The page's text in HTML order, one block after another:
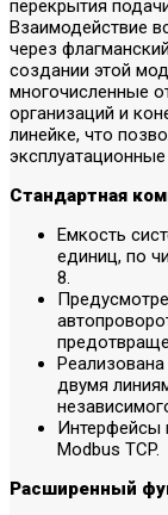
перекрытия
Взаимодействие
через
создании этой
многочисленные
организаций и
линейке, что
Стандартная
Емкость
единиц, по
8.
двумя
Интерфейсы
Modbus TCP.
Расширенный